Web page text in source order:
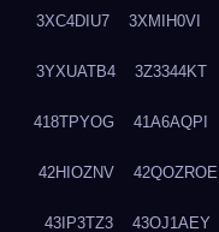
3XC4DIU7 3XMIH0VI
3YXUATB4 3Z3344KT
418TPYOG 41A6AQPI
42HIOZNV 42QOZROE
43IP3TZ3 43OJ1AEY